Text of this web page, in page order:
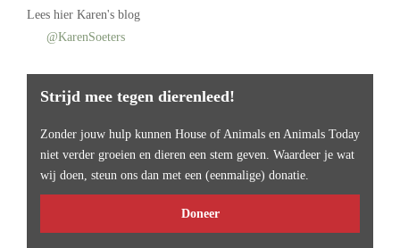
Lees hier Karen's blog
@KarenSoeters
Strijd mee tegen dierenleed!
Zonder jouw hulp kunnen House of Animals en Animals Today
niet verder groeien en dieren een stem geven. Waardeer je wat
wij doen, steun ons dan met een (eenmalige) donatie.
Doneer